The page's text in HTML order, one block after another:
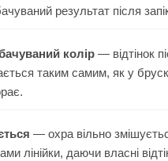
результат після
колір — відтінок
таким самим, як у
— охра вільно
лінійки, даючи власні